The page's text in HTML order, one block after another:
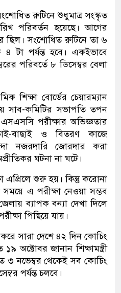
রুটিনে শুধুমাত্র সংস্কৃত
পরিবর্তন হয়েছে। আগের
ছিল। সংশোধিত রুটিনে তা ৬
৪ টা পর্যন্ত হবে। একইভাবে
পরিবর্তে ৮ ডিসেম্বর বেলা
শিক্ষা বোর্ডের চেয়ারম্যান
সাব-কমিটির সভাপতি তপন
পরীক্ষার অভিজ্ঞতার
বাছাই ও বিতরণ কাজে
নজরদারি জোরদার করা
ঘটনা না ঘটে।
এপ্রিলে শুরু হয়। কিন্তু করোনা
সময়ে এ পরীক্ষা নেওয়া সম্ভব
ব্যাপক বন্যা দেখা দিলে
পিছিয়ে যায়।
সারা দেশে ৪২ দিন কোচিং
অক্টোবর জানান শিক্ষামন্ত্রী
৩ নভেম্বর থেকেই সব কোচিং
পর্যন্ত চলবে।